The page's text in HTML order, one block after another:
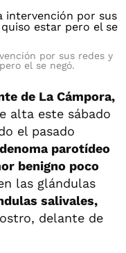
por sus redes y
el se negó.
de La Cámpora,
alta este sábado
el pasado
parotídeo
benigno poco
las glándulas
salivales,
delante de